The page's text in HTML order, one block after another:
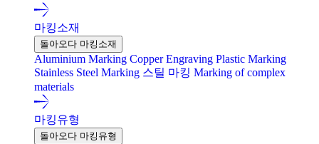
마킹소재
돌아오다 마킹소재
Aluminium Marking Copper Engraving Plastic Marking
Stainless Steel Marking 스틸 마킹 Marking of complex
materials
마킹유형
돌아오다 마킹유형